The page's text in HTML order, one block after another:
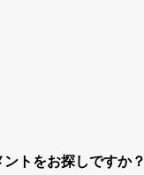
トをお探しですか？